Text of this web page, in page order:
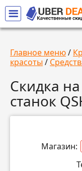
Главное меню/
красоты /
Скидка
станок
Магазин: